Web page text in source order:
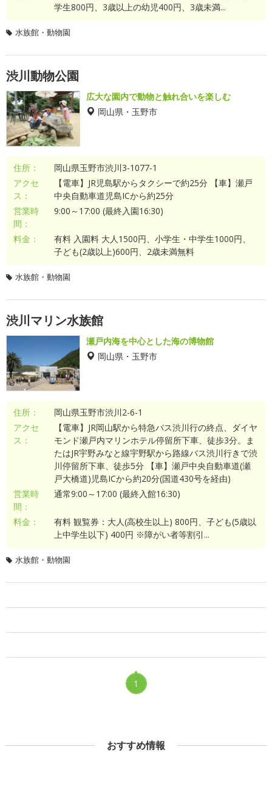
学生800円、3歳以上の幼児400円、3歳未満...
水族館・動物園
渋川動物公園
広大な園内で動物と触れ合いを楽しむ
岡山県・玉野市
住所：
岡山県玉野市渋川3-1077-1
アクセ
ス：
【電車】JR児島駅からタクシーで約25分 【車】瀬戸
中央自動車道児島ICから約25分
営業時
間：
9:00～17:00 (最終入園16:30)
料金：
有料 入園料 大人1500円、小学生・中学生1000円、
子ども(2歳以上)600円、2歳未満無料
水族館・動物園
渋川マリン水族館
瀬戸内海を中心とした海の博物館
岡山県・玉野市
住所：
岡山県玉野市渋川2-6-1
アクセ
ス：
【電車】JR岡山駅から特急バス渋川行の終点、ダイヤ
モンド瀬戸内マリンホテル停留所下車、徒歩3分。ま
たはJR宇野みなと線宇野駅から路線バス渋川行きで渋
川停留所下車、徒歩5分 【車】瀬戸中央自動車道(瀬
戸大橋道)児島ICから約20分(国道430号を経由)
営業時
間：
通常9:00～17:00 (最終入館16:30)
料金：
有料 観覧券：大人(高校生以上) 800円、子ども(5歳以
上中学生以下) 400円 ※障がい者等割引...
水族館・動物園
1
おすすめ情報